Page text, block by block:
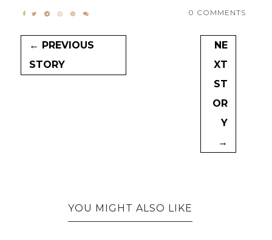
0 COMMENTS
← PREVIOUS
STORY
NE
XT
ST
OR
Y
→
YOU MIGHT ALSO LIKE